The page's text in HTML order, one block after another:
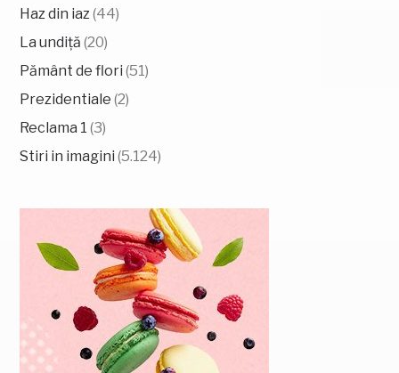
Haz din iaz(44)
La undiță (20)
Pământ de flori (51)
Prezidentiale (2)
Reclama 1 (3)
Stiri in imagini (5.124)